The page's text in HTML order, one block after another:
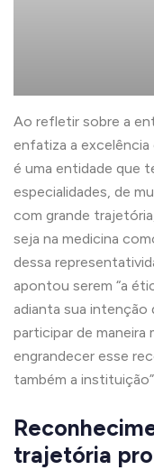
Ao refletir sobre a
enfatiza a excelência
é uma entidade que
especialidades, de
com grande
seja na medicina
dessa
apontou serem “a
adianta sua intenção
participar de
engrandecer esse
também a
trajetória